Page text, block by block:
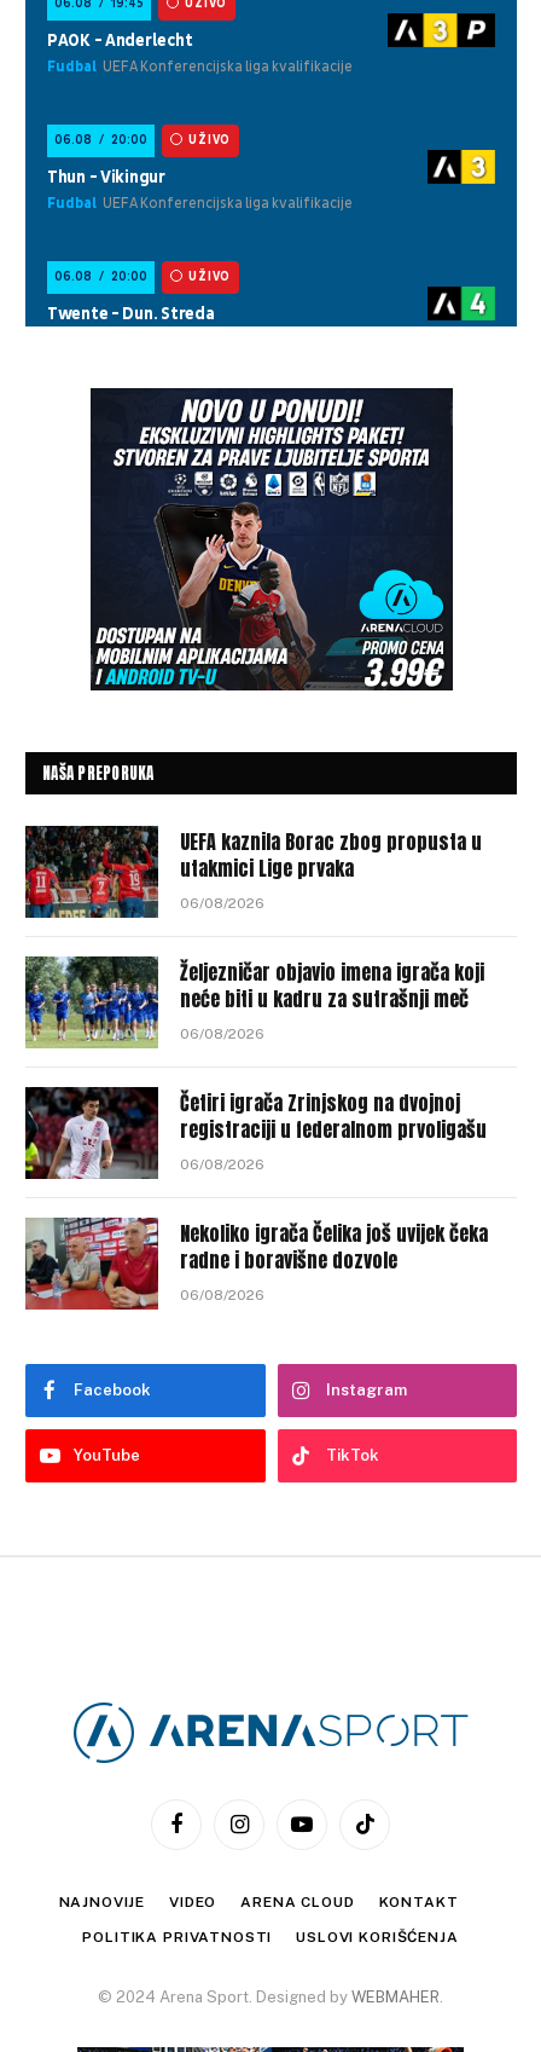
NAŠA PREPORUKA
UEFA kaznila Borac zbog propusta u
utakmici Lige prvaka
06/08/2026
Željezničar objavio imena igrača koji
neće biti u kadru za sutrašnji meč
06/08/2026
Četiri igrača Zrinjskog na dvojnoj
registraciji u federalnom prvoligašu
06/08/2026
Nekoliko igrača Čelika još uvijek čeka
radne i boravišne dozvole
06/08/2026
Facebook Instagram
YouTube TikTok
FacebookInstagramYouTubeTikTok
NAJNOVIJE VIDEO ARENA CLOUD KONTAKT
POLITIKA PRIVATNOSTI USLOVI KORIŠĆENJA
© 2024 Arena Sport. Designed by WEBMAHER.